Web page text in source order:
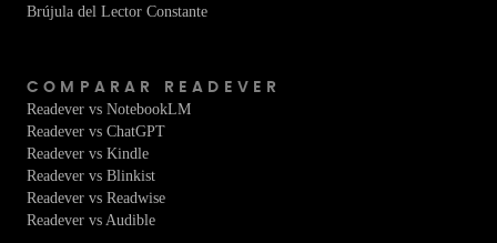
Brújula del Lector Constante
COMPARAR READEVER
Readever vs NotebookLM
Readever vs ChatGPT
Readever vs Kindle
Readever vs Blinkist
Readever vs Readwise
Readever vs Audible